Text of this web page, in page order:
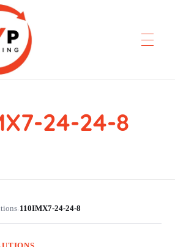
24-24-8
›110IMX7-24-24-8